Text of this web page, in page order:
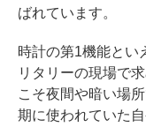
ばれています。
時計の第1機能とい
リタリーの現場で
こそ夜間や暗い場
期に使われていた